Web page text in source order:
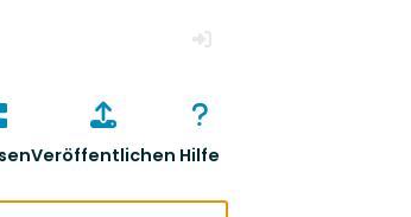
Veröffentlichen Hilfe